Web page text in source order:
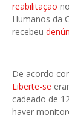
reabilitação
Humanos da
recebeu
De acordo
Liberte-se
cadeado de
haver